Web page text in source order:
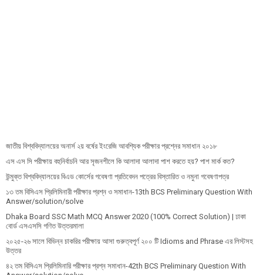
জাতীয় বিশ্ববিদ্যালয়ের অনার্স ২য় বর্ষের ইংরেজি আবশ্যিক পরীক্ষার প্রশ্নের সমাধান ২০১৮
এস এস সি পরীক্ষায় বহুনির্বাচনি আর সৃজনশীলে কি আলাদা আলাদা পাশ করতে হয়? পাশ মার্ক কত?
উন্মুক্ত বিশ্ববিদ্যালয়ের বিএড কোর্সের গবেষণা প্রতিবেদন পত্রের বিস্তারিত ও নমুনা গবেষণাপত্র
১৩ তম বিসিএস প্রি‌লি‌মিনারী পরীক্ষার প্রশ্ন ও সমাধান-13th BCS Preliminary Question With
Answer/solution/solve
Dhaka Board SSC Math MCQ Answer 2020 (100% Correct Solution) | ঢাকা
বোর্ড এসএসসি গণিত উত্তরমালা
২০২৫-২৬ সালে বিভিন্ন চাকরির পরীক্ষায় আসা গুরুত্বপূর্ণ ২০০ টি Idioms and Phrase এর লিস্টসহ
উত্তর
৪২ তম বিসিএস প্রিলিমিনারি পরীক্ষার প্রশ্ন সমাধান-42th BCS Preliminary Question With